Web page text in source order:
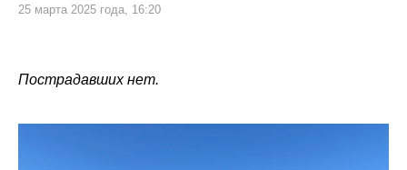
25 марта 2025 года, 16:20
Пострадавших нет.